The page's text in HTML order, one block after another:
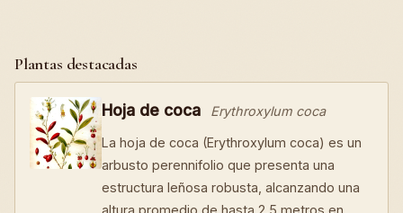
Plantas destacadas
Hoja de coca Erythroxylum coca
La hoja de coca (Erythroxylum coca) es un
arbusto perennifolio que presenta una
estructura leñosa robusta, alcanzando una
altura promedio de hasta 2,5 metros en